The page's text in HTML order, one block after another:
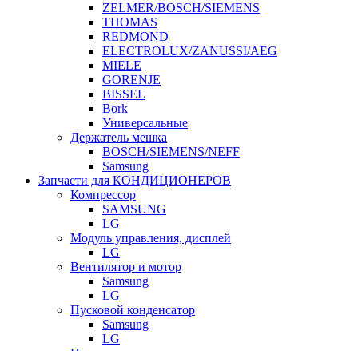
ZELMER/BOSCH/SIEMENS
THOMAS
REDMOND
ELECTROLUX/ZANUSSI/AEG
MIELE
GORENJE
BISSEL
Bork
Универсальные
Держатель мешка
BOSCH/SIEMENS/NEFF
Samsung
Запчасти для КОНДИЦИОНЕРОВ
Компрессор
SAMSUNG
LG
Модуль управления, дисплей
LG
Вентилятор и мотор
Samsung
LG
Пусковой конденсатор
Samsung
LG